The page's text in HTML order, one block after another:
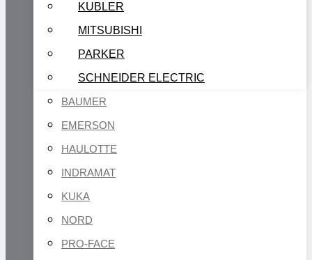
KUBLER
MITSUBISHI
PARKER
SCHNEIDER ELECTRIC
BAUMER
EMERSON
HAULOTTE
INDRAMAT
KUKA
NORD
PRO-FACE